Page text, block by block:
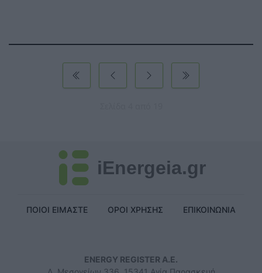
iEnergeia.gr
ΠΟΙΟΙ ΕΙΜΑΣΤΕ ΟΡΟΙ ΧΡΗΣΗΣ ΕΠΙΚΟΙΝΩΝΙΑ
ENERGY REGISTER Α.Ε.